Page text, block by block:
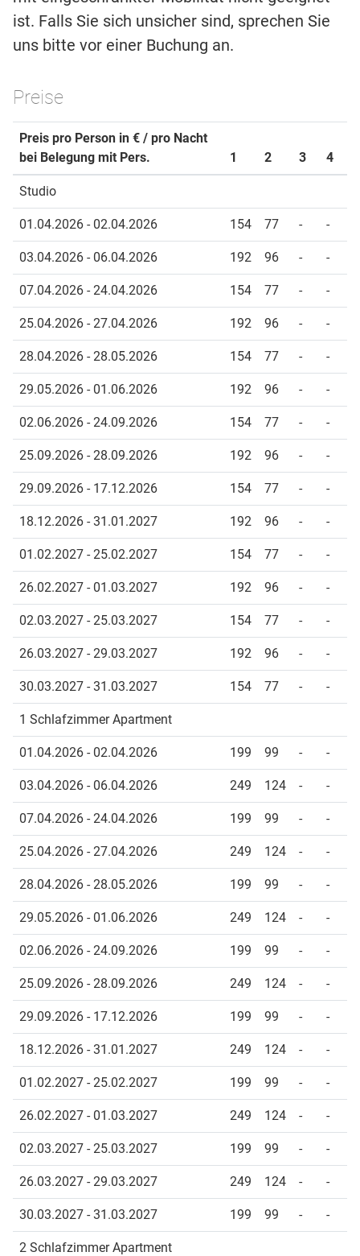
ist. Falls Sie sich unsicher sind, sprechen Sie
uns bitte vor einer Buchung an.
Preise
Preis pro Person in € / pro Nacht
bei Belegung mit Pers.
1 2 3 4
Studio
01.04.2026 - 02.04.2026 154 77 - -
03.04.2026 - 06.04.2026 192 96 - -
07.04.2026 - 24.04.2026 154 77 - -
25.04.2026 - 27.04.2026 192 96 - -
28.04.2026 - 28.05.2026 154 77 - -
29.05.2026 - 01.06.2026 192 96 - -
02.06.2026 - 24.09.2026 154 77 - -
25.09.2026 - 28.09.2026 192 96 - -
29.09.2026 - 17.12.2026 154 77 - -
18.12.2026 - 31.01.2027 192 96 - -
01.02.2027 - 25.02.2027 154 77 - -
26.02.2027 - 01.03.2027 192 96 - -
02.03.2027 - 25.03.2027 154 77 - -
26.03.2027 - 29.03.2027 192 96 - -
30.03.2027 - 31.03.2027 154 77 - -
1 Schlafzimmer Apartment
01.04.2026 - 02.04.2026 199 99 - -
03.04.2026 - 06.04.2026 249 124 - -
07.04.2026 - 24.04.2026 199 99 - -
25.04.2026 - 27.04.2026 249 124 - -
28.04.2026 - 28.05.2026 199 99 - -
29.05.2026 - 01.06.2026 249 124 - -
02.06.2026 - 24.09.2026 199 99 - -
25.09.2026 - 28.09.2026 249 124 - -
29.09.2026 - 17.12.2026 199 99 - -
18.12.2026 - 31.01.2027 249 124 - -
01.02.2027 - 25.02.2027 199 99 - -
26.02.2027 - 01.03.2027 249 124 - -
02.03.2027 - 25.03.2027 199 99 - -
26.03.2027 - 29.03.2027 249 124 - -
30.03.2027 - 31.03.2027 199 99 - -
2 Schlafzimmer Apartment